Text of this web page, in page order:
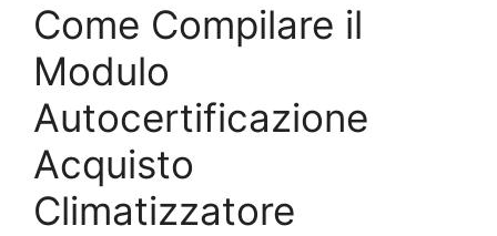
Come Compilare il
Modulo
Autocertificazione
Acquisto
Climatizzatore